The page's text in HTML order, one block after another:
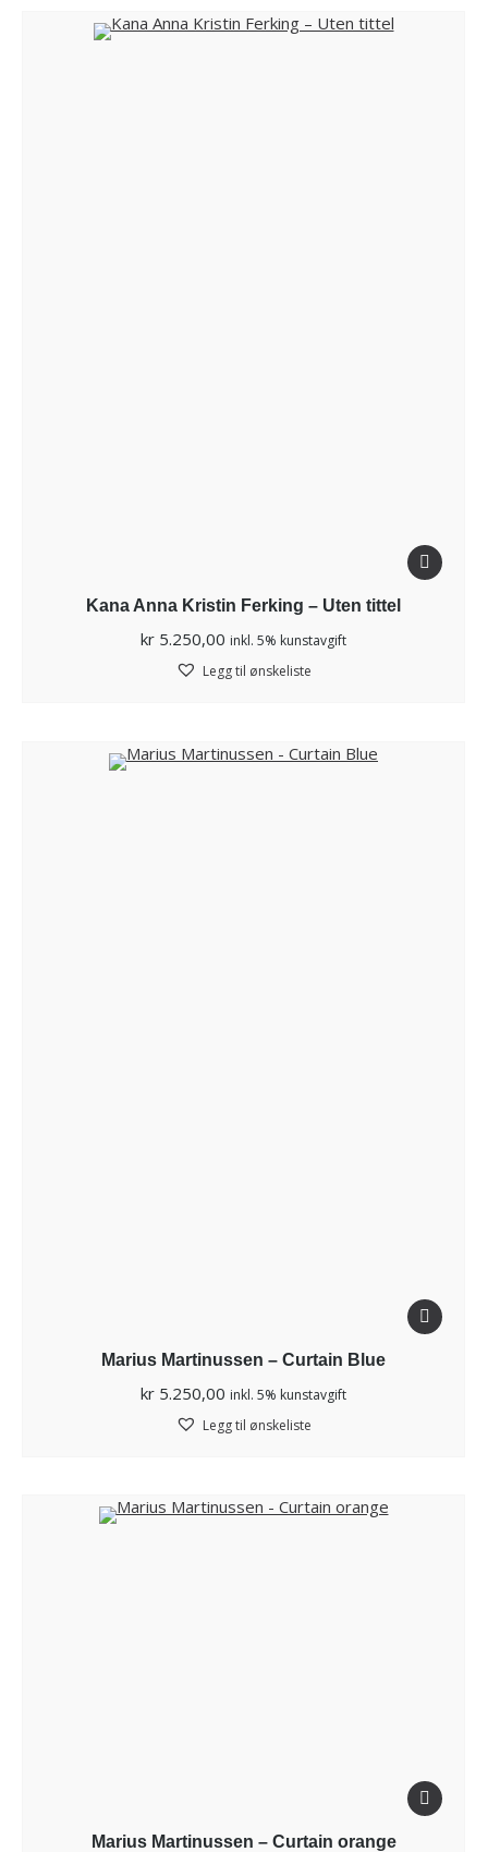
Kana Anna Kristin Ferking – Uten tittel
kr 5.250,00 inkl. 5% kunstavgift
Legg til ønskeliste
Marius Martinussen – Curtain Blue
kr 5.250,00 inkl. 5% kunstavgift
Legg til ønskeliste
Marius Martinussen – Curtain orange